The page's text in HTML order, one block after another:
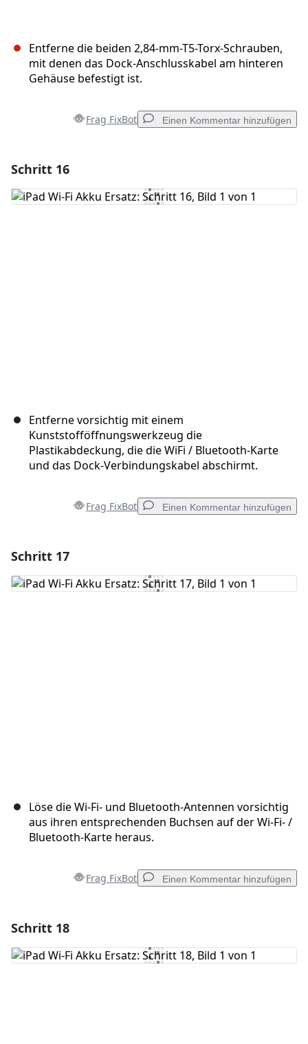
Entferne die beiden 2,84-mm-T5-Torx-Schrauben,
mit denen das Dock-Anschlusskabel am hinteren
Gehäuse befestigt ist.
Frag FixBot Einen Kommentar hinzufügen
Kommentar hinzufügen
Schritt 16
Entferne vorsichtig mit einem
Kunststofföffnungswerkzeug die
Plastikabdeckung, die die WiFi / Bluetooth-Karte
und das Dock-Verbindungskabel abschirmt.
Frag FixBot Einen Kommentar hinzufügen
Kommentar hinzufügen
Schritt 17
Löse die Wi-Fi- und Bluetooth-Antennen vorsichtig
aus ihren entsprechenden Buchsen auf der Wi-Fi- /
Bluetooth-Karte heraus.
Frag FixBot Einen Kommentar hinzufügen
Kommentar hinzufügen
Schritt 18